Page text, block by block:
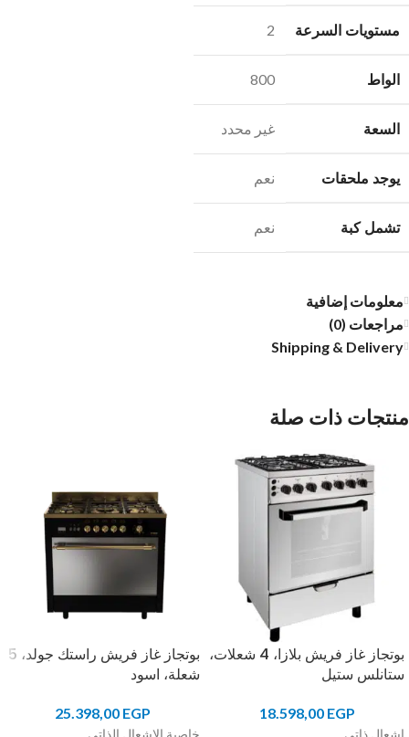
مستويات السرعة 2
الواط 800
السعة غير محدد
يوجد ملحقات نعم
تشمل كبة نعم
معلومات إضافية
مراجعات (0)
Shipping & Delivery
منتجات ذات صلة
بوتجاز غاز فريش بلازا، 4 شعلات،
ستانلس ستيل
18.598,00 EGP
بوتجاز غاز فريش راستك جولد، 5
شعلة، اسود
25.398,00 EGP